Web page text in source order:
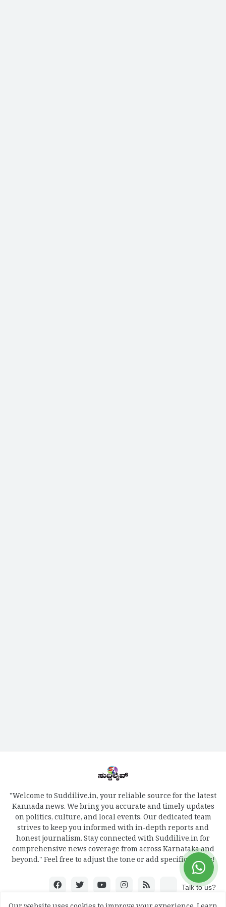
"Welcome to Suddilive.in, your reliable source for the latest
Kannada news. We bring you accurate and timely updates
on politics, culture, and local events. Our dedicated team
strives to keep you informed with in-depth reports and
honest journalism. Stay connected with Suddilive.in for
comprehensive news coverage from across Karnataka and
beyond." Feel free to adjust the tone or add specific details!
Talk to us?